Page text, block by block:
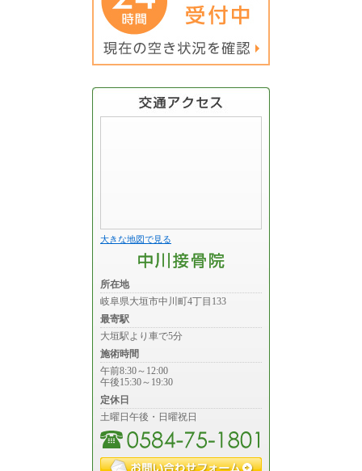
大きな地図で見る
所在地
岐阜県大垣市中川町4丁目133
最寄駅
大垣駅より車で5分
施術時間
午前8:30～12:00
午後15:30～19:30
定休日
土曜日午後・日曜祝日